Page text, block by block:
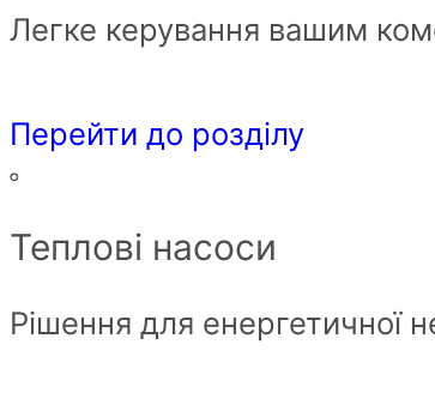
Легке керування вашим
Перейти до розділу
Теплові насоси
Рішення для енергетичної